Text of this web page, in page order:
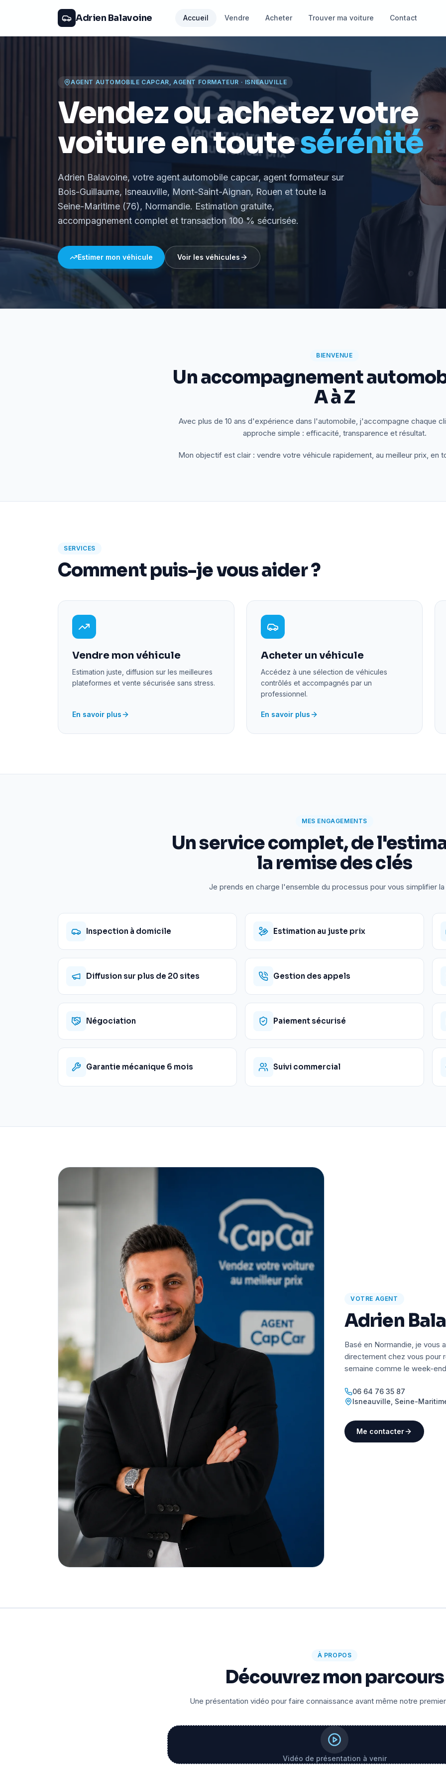
Adrien Balavoine Accueil Vendre Acheter Trouver ma voiture Contact
AGENT AUTOMOBILE CAPCAR, AGENT FORMATEUR · ISNEAUVILLE
Vendez ou achetez votre
voiture en toutesérénité
Adrien Balavoine, votre agent automobile capcar, agent formateur sur
Bois-Guillaume, Isneauville, Mont-Saint-Aignan, Rouen et toute la
Seine-Maritime (76), Normandie. Estimation gratuite,
accompagnement complet et transaction 100 % sécurisée.
Estimer mon véhicule Voir les véhicules
BIENVENUE
Un accompagnement
A à Z
Avec plus de 10 ans d'expérience dans l'automobile, j'accompagne chaque
approche simple : efficacité, transparence et résultat.
Mon objectif est clair : vendre votre véhicule rapidement, au meilleur prix, en
SERVICES
Comment puis-je vous aider ?
Vendre mon véhicule
Estimation juste, diffusion sur les meilleures
plateformes et vente sécurisée sans stress.
En savoir plus
Acheter un véhicule
Accédez à une sélection de véhicules
contrôlés et accompagnés par un
professionnel.
En savoir plus
MES ENGAGEMENTS
Un service complet, de
la remise des clés
Je prends en charge l'ensemble du processus pour vous simplifier la
Inspection à domicile Estimation au juste prix
Diffusion sur plus de 20 sites Gestion des appels
Négociation Paiement sécurisé
Garantie mécanique 6 mois Suivi commercial
VOTRE AGENT
Adrien
Basé en Normandie, je vous
directement chez vous pour
semaine comme le week-
06 64 76 35 87
Isneauville Seine-
Me contacter
À PROPOS
Découvrez mon parcours
Une présentation vidéo pour faire connaissance avant même notre
Vidéo de présentation à venir